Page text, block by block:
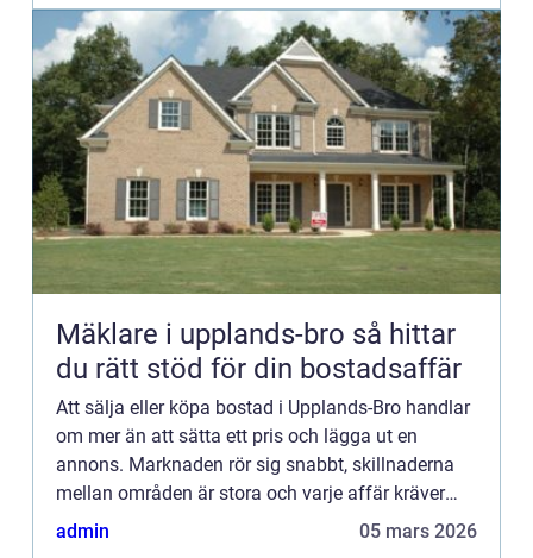
Mäklare i upplands-bro så hittar
du rätt stöd för din bostadsaffär
Att sälja eller köpa bostad i Upplands-Bro handlar
om mer än att sätta ett pris och lägga ut en
annons. Marknaden rör sig snabbt, skillnaderna
mellan områden är stora och varje affär kräver
genomtänkt planering. En erfaren mäklare
admin 05 mars 2026